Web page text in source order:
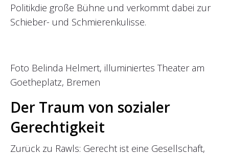
Politikdie große Bühne und verkommt dabei zur
Schieber- und Schmierenkulisse.
Foto Belinda Helmert, illuminiertes Theater am
Goetheplatz, Bremen
Der Traum von sozialer
Gerechtigkeit
Zurück zu Rawls: Gerecht ist eine Gesellschaft,